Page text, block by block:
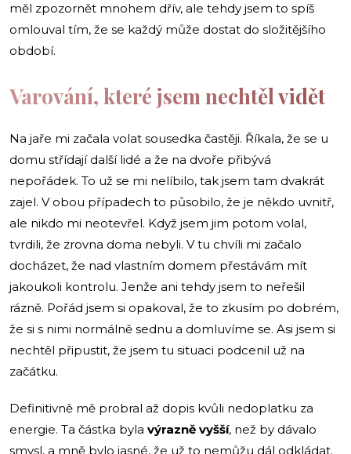
měl zpozornět mnohem dřív, ale tehdy jsem to spíš
omlouval tím, že se každý může dostat do složitějšího
období.
Varování, které jsem nechtěl vidět
Na jaře mi začala volat sousedka častěji. Říkala, že se u
domu střídají další lidé a že na dvoře přibývá
nepořádek. To už se mi nelíbilo, tak jsem tam dvakrát
zajel. V obou případech to působilo, že je někdo uvnitř,
ale nikdo mi neotevřel. Když jsem jim potom volal,
tvrdili, že zrovna doma nebyli. V tu chvíli mi začalo
docházet, že nad vlastním domem přestávám mít
jakoukoli kontrolu. Jenže ani tehdy jsem to neřešil
rázně. Pořád jsem si opakoval, že to zkusím po dobrém,
že si s nimi normálně sednu a domluvíme se. Asi jsem si
nechtěl připustit, že jsem tu situaci podcenil už na
začátku.
Definitivně mě probral až dopis kvůli nedoplatku za
energie. Ta částka byla výrazně vyšší, než by dávalo
smysl, a mně bylo jasné, že už to nemůžu dál odkládat.